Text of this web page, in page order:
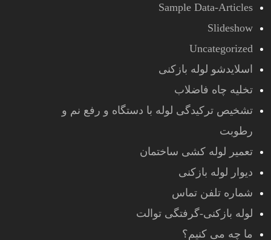
Sample Data-Articles
Slideshow
Uncategorized
اسلایدشو لوله بازکنی
تخلیه چاه فاضلاب
تشخیص ترکیدگی لوله با دستگاه و رفع نم و
رطوبت
تعمیر لوله کشی ساختمان
دیوار لوله بازکنی
شماره تلفن تماس
لوله بازکنی-گرفتگی توالت
ما چه می کنیم؟